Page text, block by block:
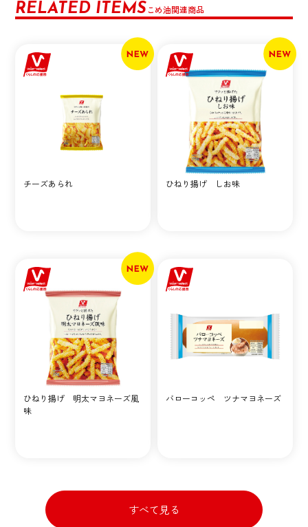
RELATED ITEMSこめ油関連商品
チーズあられ ひねり揚げ しお味
ひねり揚げ 明太マヨネーズ風
味
バローコッペ ツナマヨネーズ
すべて見る